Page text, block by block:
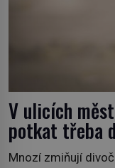
V ulicích
potkat třeba
Mnozí zmiňují